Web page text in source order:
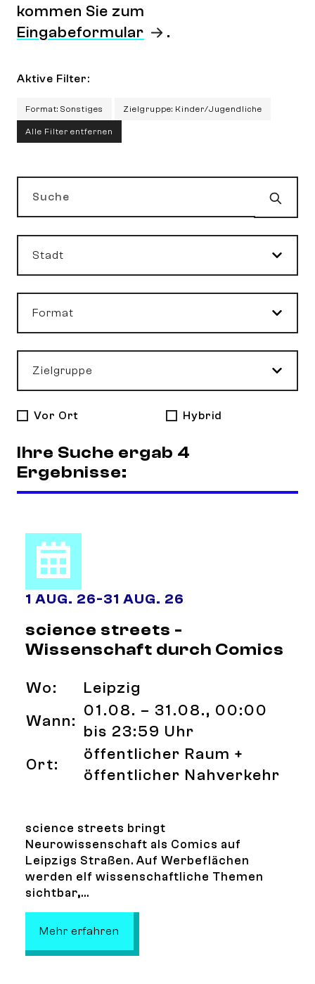
kommen Sie zum
Eingabeformular
.
Aktive Filter:
Format: Sonstiges Zielgruppe: Kinder/Jugendliche
Alle Filter entfernen
Suche
Stadt
Format
Zielgruppe
Vor Ort Hybrid
Ihre Suche ergab 4
Ergebnisse:
1 AUG. 26-31 AUG. 26
science streets -
Wissenschaft durch Comics
Wo:
Leipzig
Wann:
01.08. – 31.08., 00:00
bis 23:59 Uhr
Ort:
öffentlicher Raum +
öffentlicher Nahverkehr
science streets bringt
Neurowissenschaft als Comics auf
Leipzigs Straßen. Auf Werbeflächen
werden elf wissenschaftliche Themen
sichtbar,...
Mehr erfahren